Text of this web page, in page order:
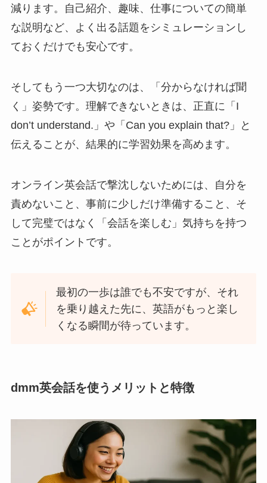
減ります。自己紹介、趣味、仕事についての簡単
な説明など、よく出る話題をシミュレーションし
ておくだけでも安心です。
そしてもう一つ大切なのは、「分からなければ聞
く」姿勢です。理解できないときは、正直に「I
don’t understand.」や「Can you explain that?」と
伝えることが、結果的に学習効果を高めます。
オンライン英会話で撃沈しないためには、自分を
責めないこと、事前に少しだけ準備すること、そ
して完璧ではなく「会話を楽しむ」気持ちを持つ
ことがポイントです。
最初の一歩は誰でも不安ですが、それ
を乗り越えた先に、英語がもっと楽し
くなる瞬間が待っています。
dmm英会話を使うメリットと特徴